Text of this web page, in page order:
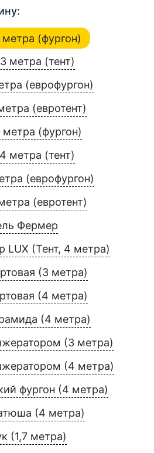
метра (фургон)
метра (тент)
(еврофургон)
(евротент)
метра (фургон)
метра (тент)
(еврофургон)
(евротент)
Фермер
LUX (Тент, 4 метра)
(3 метра)
(4 метра)
(4 метра)
(3 метра)
(4 метра)
фургон (4 метра)
(4 метра)
(1,7 метра)